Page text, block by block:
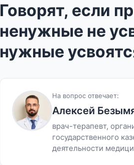
Говорят, если
ненужные не
нужные
На вопрос отвечает:
Алексей
врач-терапевт,
государственного
деятельности